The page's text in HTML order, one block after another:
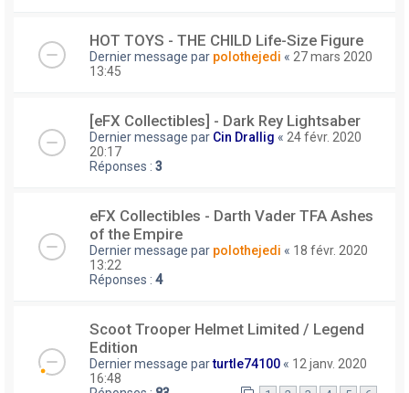
HOT TOYS - THE CHILD Life-Size Figure
Dernier message par polothejedi « 27 mars 2020
13:45
[eFX Collectibles] - Dark Rey Lightsaber
Dernier message par Cin Drallig « 24 févr. 2020
20:17
Réponses : 3
eFX Collectibles - Darth Vader TFA Ashes
of the Empire
Dernier message par polothejedi « 18 févr. 2020
13:22
Réponses : 4
Scoot Trooper Helmet Limited / Legend
Edition
Dernier message parturtle74100 « 12 janv. 2020
16:48